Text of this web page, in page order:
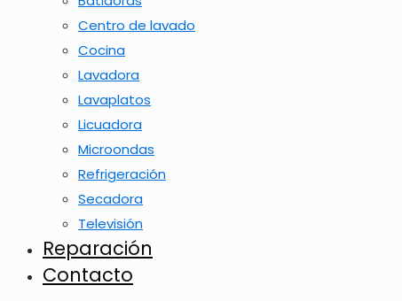
Centro de lavado
Cocina
Lavadora
Lavaplatos
Licuadora
Microondas
Refrigeración
Secadora
Televisión
Reparación
Contacto